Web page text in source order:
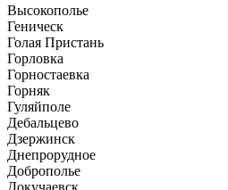
Высокополье
Геническ
Голая Пристань
Горловка
Горностаевка
Горняк
Гуляйполе
Дебальцево
Дзержинск
Днепрорудное
Доброполье
Докучаевск